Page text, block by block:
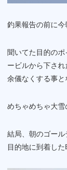
釣果報告の前に
聞いてた目的の
ービルから下さ
余儀なくする事と
めちゃめちゃ大
結局、朝のゴー
目的地に到着し